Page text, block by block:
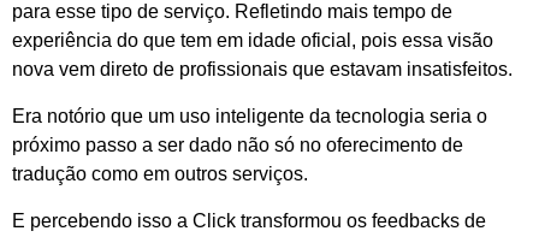
para esse tipo de serviço. Refletindo mais tempo de
experiência do que tem em idade oficial, pois essa visão
nova vem direto de profissionais que estavam insatisfeitos.
Era notório que um uso inteligente da tecnologia seria o
próximo passo a ser dado não só no oferecimento de
tradução como em outros serviços.
E percebendo isso a Click transformou os feedbacks de